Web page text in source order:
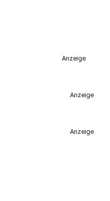
Anzeige
Anzeige
Anzeige